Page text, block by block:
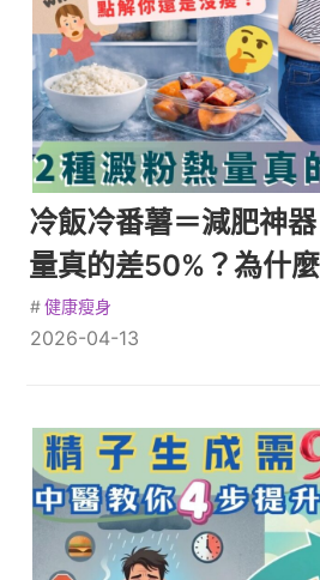
冷飯冷番薯＝減肥神
量真的差50%？為什
# 健康瘦身
2026-04-13